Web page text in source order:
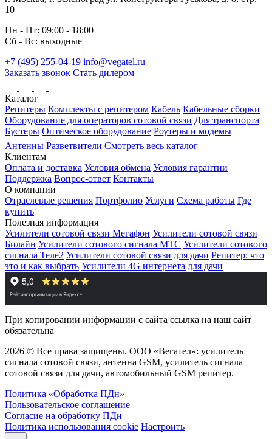
10
Пн - Пт: 09:00 - 18:00
Сб - Вс: выходные
+7 (495) 255-04-19 info@vegatel.ru
Заказать звонок Стать дилером
Каталог
Репитеры Комплекты с репитером Кабель Кабельные сборки
Оборудование для операторов сотовой связи Для транспорта
Бустеры Оптическое оборудование Роутеры и модемы
Антенны Разветвители Смотреть весь каталог
Клиентам
Оплата и доставка Условия обмена Условия гарантии
Поддержка Вопрос-ответ Контакты
О компании
Отраслевые решения Портфолио Услуги Схема работы Где
купить
Полезная информация
Усилители сотовой связи Мегафон Усилители сотовой связи
Билайн Усилители сотового сигнала МТС Усилители сотового
сигнала Теле2 Усилители сотовой связи для дачи Репитер: что
это и как выбрать Усилители 4G интернета для дачи
При копировании информации с сайта ссылка на наш сайт
обязательна
2026 © Все права защищены. ООО «Вегател»: усилитель
сигнала сотовой связи, антенна GSM, усилитель сигнала
сотовой связи для дачи, автомобильный GSM репитер.
Политика «Обработка ПДн»
Пользовательское соглашение
Согласие на обработку ПДн
Политика использования cookie Настроить